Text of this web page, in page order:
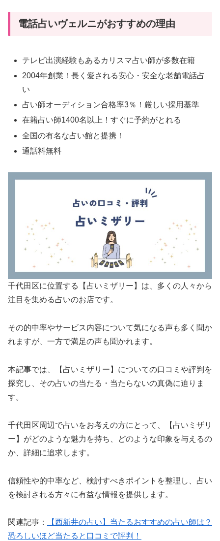
電話占いヴェルニがおすすめの理由
テレビ出演経験もあるカリスマ占い師が多数在籍
2004年創業！長く愛される安心・安全な老舗電話占
い
占い師オーディション合格率3％！厳しい採用基準
在籍占い師1400名以上！すぐに予約がとれる
全国の有名な占い館と提携！
通話料無料
千代田区に位置する【占いミザリー】は、多くの人々から
注目を集める占いのお店です。
その的中率やサービス内容について気になる声も多く聞か
れますが、一方で満足の声も聞かれます。
本記事では、【占いミザリー】についての口コミや評判を
探究し、その占いの当たる・当たらないの真偽に迫りま
す。
千代田区周辺で占いをお考えの方にとって、【占いミザリ
ー】がどのような魅力を持ち、どのような印象を与えるの
か、詳細に追求します。
信頼性や的中率など、検討すべきポイントを整理し、占い
を検討される方々に有益な情報を提供します。
関連記事：
【西新井の占い】当たるおすすめの占い師は？
恐ろしいほど当たると口コミで評判！